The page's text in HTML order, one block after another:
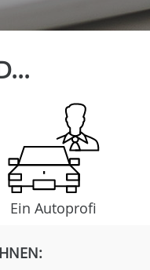
Ein Autoprofi